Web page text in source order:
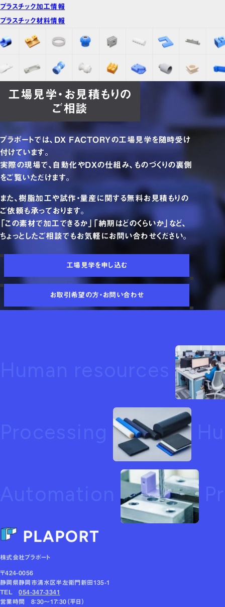
プラスチック加工情報
プラスチック材料情報
工場見学・お見積もりの
ご相談
プラポートでは、DX FACTORYの工場見学を随時受け
付けています。
実際の現場で、自動化やDXの仕組み、ものづくりの裏側
をご覧いただけます。
また、樹脂加工や試作・量産に関する無料お見積もりの
ご依頼も承っております。
「この素材で加工できるか」「納期はどのくらいか」など、
ちょっとしたご相談でもお気軽にお問い合わせください。
工場見学を申し込む
お取引希望の方・お問い合わせ
Human resources
Processing
Automation
株式会社プラポート
〒424-0056
静岡県静岡市清水区半左衛門新田135-1
TEL054-347-3341
営業時間 8：30～17：30（平日）